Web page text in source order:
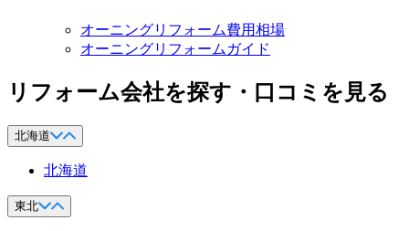
オーニングリフォーム費用相場
オーニングリフォームガイド
リフォーム会社を探す・口コミを見る
北海道
北海道
東北